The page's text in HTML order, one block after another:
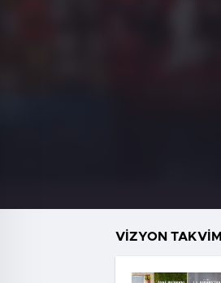
VİZYON TAKVİMİ